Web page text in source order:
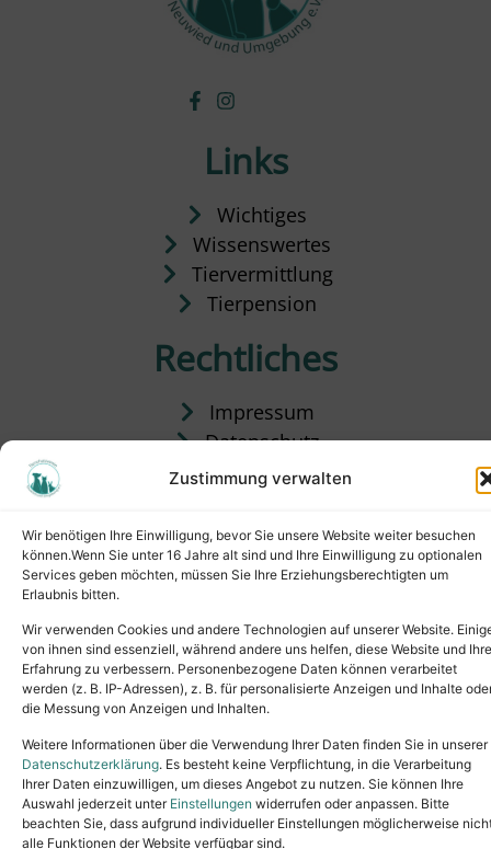
Zustimmung verwalten
Wir benötigen Ihre Einwilligung, bevor Sie unsere Website weiter besuchen
können.Wenn Sie unter 16 Jahre alt sind und Ihre Einwilligung zu optionalen
Services geben möchten, müssen Sie Ihre Erziehungsberechtigten um
Erlaubnis bitten.
Wir verwenden Cookies und andere Technologien auf unserer Website.
von ihnen sind essenziell, während andere uns helfen, diese Website und Ihre
Erfahrung zu verbessern. Personenbezogene Daten können verarbeitet
werden (z. B. IP-Adressen), z. B. für personalisierte Anzeigen und Inhalte
die Messung von Anzeigen und Inhalten.
Weitere Informationen über die Verwendung Ihrer Daten finden Sie in unserer
Datenschutzerklärung. Es besteht keine Verpflichtung, in die Verarbeitung
Ihrer Daten einzuwilligen, um dieses Angebot zu nutzen. Sie können Ihre
Auswahl jederzeit unter Einstellungen widerrufen oder anpassen. Bitte
beachten Sie, dass aufgrund individueller Einstellungen möglicherweise
alle Funktionen der Website verfügbar sind.
Links
Wichtiges
Wissenswertes
Tiervermittlung
Tierpension
Rechtliches
Impressum
Datenschutz
Satzung
Copyright © 2024. All rights reserved.
Tel.: (02631) 55356buero@tierheim-neuwied.de
Ludwigshof 1, 56567 Neuwied